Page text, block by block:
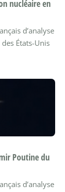
nucléaire en
d’analyse
États-Unis
Poutine du
d’analyse